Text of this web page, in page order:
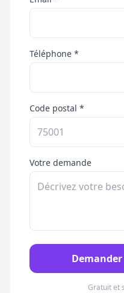
Téléphone *
Code postal *
Votre demande
Gratuit et